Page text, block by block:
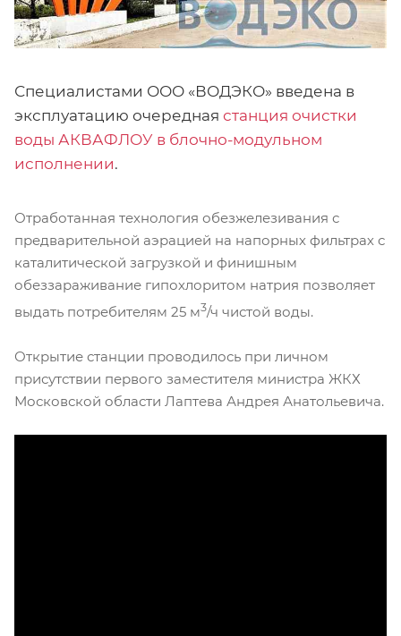
Специалистами ООО «ВОДЭКО» введена в
эксплуатацию очередная станция очистки
воды АКВАФЛОУ в блочно-модульном
исполнении.
Отработанная технология обезжелезивания с
предварительной аэрацией на напорных фильтрах с
каталитической загрузкой и финишным
обеззараживание гипохлоритом натрия позволяет
выдать потребителям 25 м3/ч чистой воды.
Открытие станции проводилось при личном
присутствии первого заместителя министра ЖКХ
Московской области Лаптева Андрея Анатольевича.